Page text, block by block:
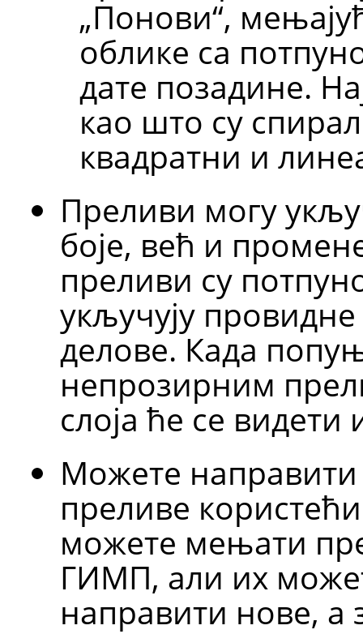
„Понови“,
облике са
дате позадине.
као што су
квадратни и
Преливи могу
боје, већ и
преливи су
укључују
делове. Када
непрозирним
слоја ће се видети
Можете
преливе
можете мењати
ГИМП, али их
направити нове, а